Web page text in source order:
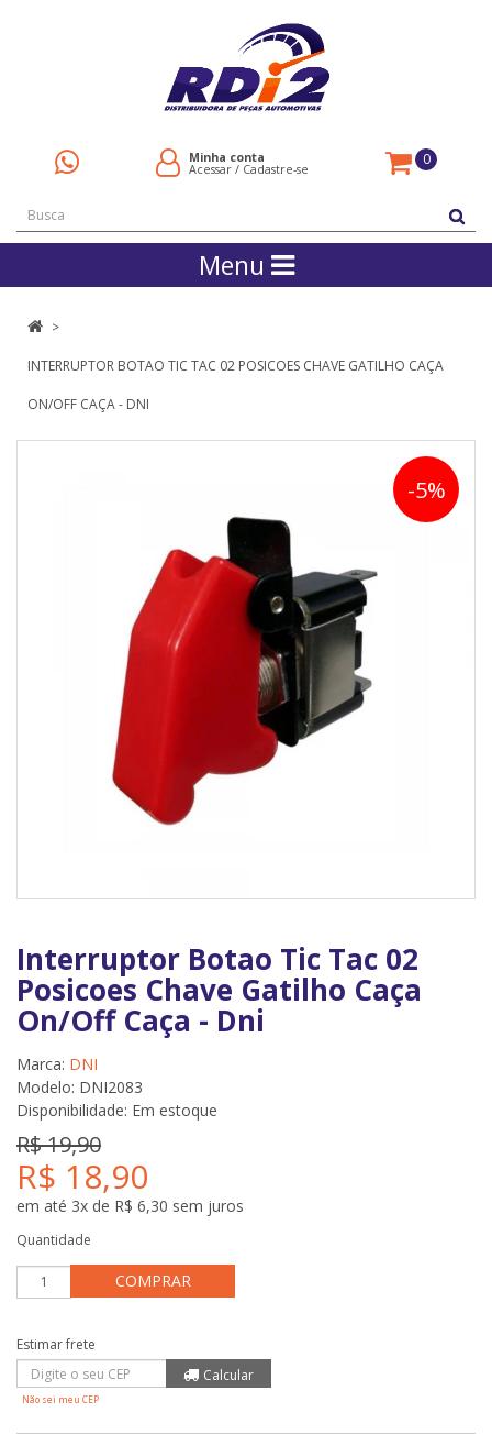
Minha conta
Acessar / Cadastre-se
0
Menu
INTERRUPTOR BOTAO TIC TAC 02 POSICOES CHAVE GATILHO CAÇA
ON/OFF CAÇA - DNI
-5%
Interruptor Botao Tic Tac 02
Posicoes Chave Gatilho Caça
On/Off Caça - Dni
Marca: DNI
Modelo: DNI2083
Disponibilidade: Em estoque
R$ 19,90
R$ 18,90
em até 3x de R$ 6,30 sem juros
Quantidade
COMPRAR
Não sei meu CEP